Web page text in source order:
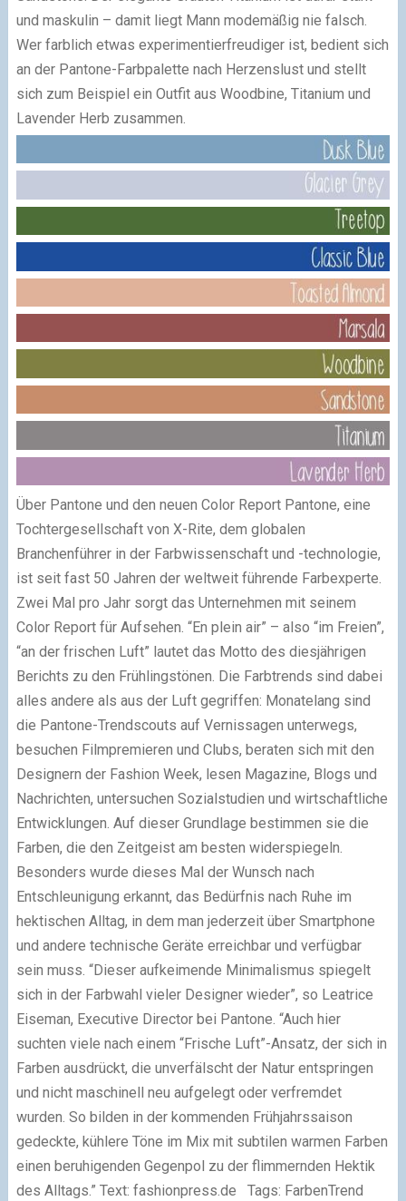
und maskulin – damit liegt Mann modemäßig nie falsch.
Wer farblich etwas experimentierfreudiger ist, bedient sich
an der Pantone-Farbpalette nach Herzenslust und stellt
sich zum Beispiel ein Outfit aus Woodbine, Titanium und
Lavender Herb zusammen.
Über Pantone und den neuen Color Report Pantone, eine
Tochtergesellschaft von X-Rite, dem globalen
Branchenführer in der Farbwissenschaft und -technologie,
ist seit fast 50 Jahren der weltweit führende Farbexperte.
Zwei Mal pro Jahr sorgt das Unternehmen mit seinem
Color Report für Aufsehen. “En plein air” – also “im Freien”,
“an der frischen Luft” lautet das Motto des diesjährigen
Berichts zu den Frühlingstönen. Die Farbtrends sind dabei
alles andere als aus der Luft gegriffen: Monatelang sind
die Pantone-Trendscouts auf Vernissagen unterwegs,
besuchen Filmpremieren und Clubs, beraten sich mit den
Designern der Fashion Week, lesen Magazine, Blogs und
Nachrichten, untersuchen Sozialstudien und wirtschaftliche
Entwicklungen. Auf dieser Grundlage bestimmen sie die
Farben, die den Zeitgeist am besten widerspiegeln.
Besonders wurde dieses Mal der Wunsch nach
Entschleunigung erkannt, das Bedürfnis nach Ruhe im
hektischen Alltag, in dem man jederzeit über Smartphone
und andere technische Geräte erreichbar und verfügbar
sein muss. “Dieser aufkeimende Minimalismus spiegelt
sich in der Farbwahl vieler Designer wieder”, so Leatrice
Eiseman, Executive Director bei Pantone. “Auch hier
suchten viele nach einem “Frische Luft”-Ansatz, der sich in
Farben ausdrückt, die unverfälscht der Natur entspringen
und nicht maschinell neu aufgelegt oder verfremdet
wurden. So bilden in der kommenden Frühjahrssaison
gedeckte, kühlere Töne im Mix mit subtilen warmen Farben
einen beruhigenden Gegenpol zu der flimmernden Hektik
des Alltags.” Text: fashionpress.de Tags: FarbenTrend